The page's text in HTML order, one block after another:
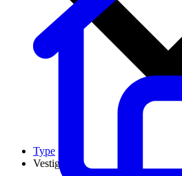
Type
Vestigingen